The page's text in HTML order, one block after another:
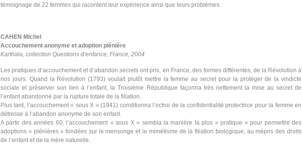
témoignage de 22 femmes qui racontent leur expérience ainsi que leurs problèmes.
CAHEN Michel
Accouchement anonyme et adoption plénière
Karthala, collection Questions d’enfance, France, 2004
Les pratiques d’accouchement et d’abandon secrets ont pris, en France, des formes différentes, de la Révolution à
nos jours. Quand la Révolution (1793) voulait plutôt mettre la femme au secret pour la protéger de la vindicte
sociale et préserver son lien à l’enfant, la Troisième République façonna très nettement la mise au secret de
l’enfant abandonné par la rupture totale de la filiation.
Plus tard, l’accouchement « sous X » (1941) conditionna l’octroi de la confidentialité protectrice pour la femme en
détresse à l’abandon anonyme de son enfant.
A partir des années 60, l’accouchement « sous X » sembla la manière la plus « pratique » pour permettre des
adoptions « plénières » fondées sur le mensonge et le mimétisme de la filiation biologique, au mépris des droits
de l’enfant et de la mère naturelle.